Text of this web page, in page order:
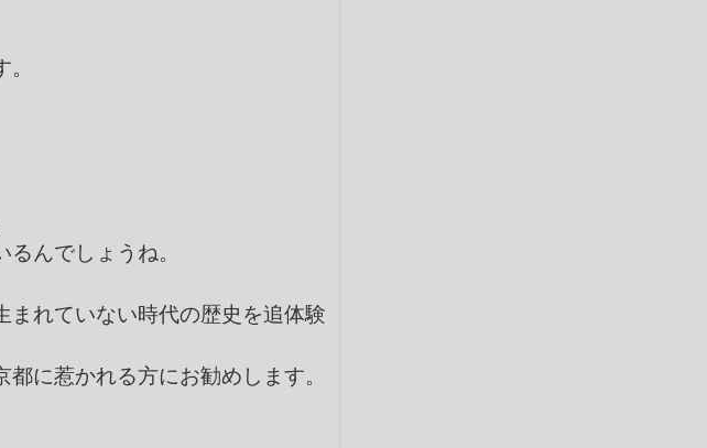
んでしょうね。
れていない時代の歴史を追体験
に惹かれる方にお勧めします。